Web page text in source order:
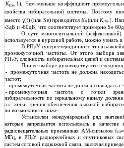
КПSe 1). Чем меньше коэффициент
свойства избирательной системы. Поэтому
вместо γ(f) (или Se) приводится КП(или КПSe ).
-3дБ и -60дБ, что соответствует примерно Se
О сути многосигнальной (эффективной)
используется в курсовой работе, можно узнать
В РПРУ супергетеродинного типа
промежуточной частоты. От этого выбора
РПРУ, сложность избирательных цепей и
При ее выборе руководствуются
- промежуточная частота не должна
частот;
- промежуточная частота не должна совпадать
- промежуточная частота с точки
избирательности по зеркальному каналу
а с точки зрения обеспечения высокой
по возможности ниже.
Установлен международный ряд
которые запрещается использовать в
радиовещательных приемниках АМ-сигналов f ПР
МГц, в РПРУ радиорелейных и спутниковых
систем сотовой подвижной связи, включая